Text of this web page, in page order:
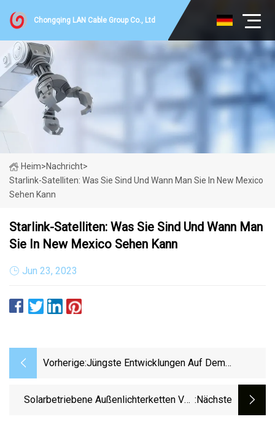
Chongqing LAN Cable Group Co., Ltd
Heim>Nachricht>
Starlink-Satelliten: Was Sie Sind Und Wann Man Sie In New Mexico
Sehen Kann
Starlink-Satelliten: Was Sie Sind Und Wann Man
Sie In New Mexico Sehen Kann
Jun 23, 2023
Vorherige:Jüngste Entwicklungen Auf Dem
Solarbetriebene Außenlichterketten Von :nächste